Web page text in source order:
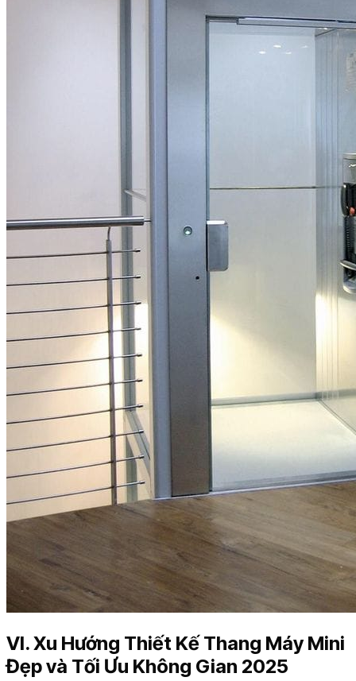
VI. Xu Hướng Thiết Kế Thang Máy Mini
Đẹp và Tối Ưu Không Gian 2025